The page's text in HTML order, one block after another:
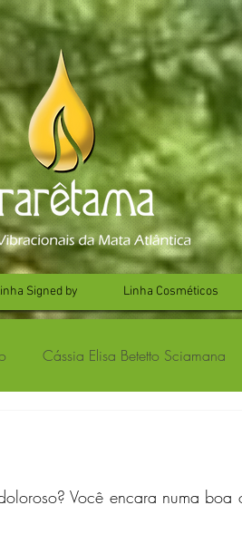
Signed by Linha Cosméticos
Cássia Elisa Betetto Sciamana
Silvia Maria Ribeiro
Você encara numa boa